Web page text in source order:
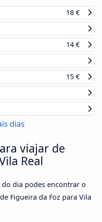
18 €
14 €
15 €
dias
viajar de
Real
dia podes encontrar o
Figueira da Foz para Vila